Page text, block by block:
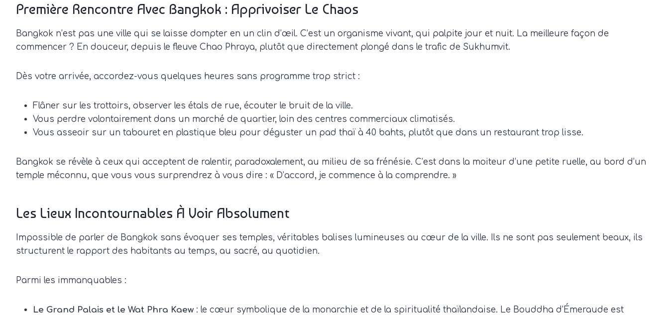
Première Rencontre Avec Bangkok : Apprivoiser Le Chaos
Bangkok n’est pas une ville qui se laisse dompter en un clin d’œil. C’est un organisme vivant, qui palpite jour et nuit. La meilleure façon de
commencer ? En douceur, depuis le fleuve Chao Phraya, plutôt que directement plongé dans le trafic de Sukhumvit.
Dès votre arrivée, accordez-vous quelques heures sans programme trop strict :
Flâner sur les trottoirs, observer les étals de rue, écouter le bruit de la ville.
Vous perdre volontairement dans un marché de quartier, loin des centres commerciaux climatisés.
Vous asseoir sur un tabouret en plastique bleu pour déguster un pad thaï à 40 bahts, plutôt que dans un restaurant trop lisse.
Bangkok se révèle à ceux qui acceptent de ralentir, paradoxalement, au milieu de sa frénésie. C’est dans la moiteur d’une petite ruelle, au bord d’un
temple méconnu, que vous vous surprendrez à vous dire : « D’accord, je commence à la comprendre. »
Les Lieux Incontournables À Voir Absolument
Impossible de parler de Bangkok sans évoquer ses temples, véritables balises lumineuses au cœur de la ville. Ils ne sont pas seulement beaux, ils
structurent le rapport des habitants au temps, au sacré, au quotidien.
Parmi les immanquables :
Le Grand Palais et le Wat Phra Kaew : le cœur symbolique de la monarchie et de la spiritualité thaïlandaise. Le Bouddha d’Émeraude est